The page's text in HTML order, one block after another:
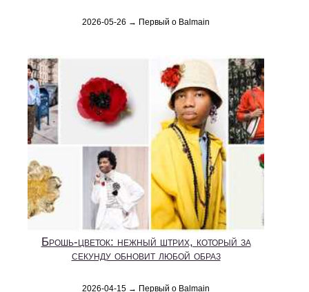
2026-05-26 → Первый о Balmain
Брошь-цветок: нежный штрих, который за
секунду обновит любой образ
2026-04-15 → Первый о Balmain